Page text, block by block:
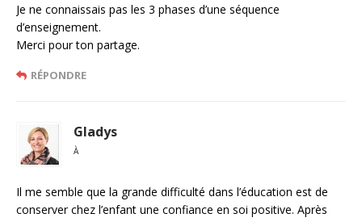
Je ne connaissais pas les 3 phases d’une séquence
d’enseignement.
Merci pour ton partage.
RÉPONDRE
Gladys
À
Il me semble que la grande difficulté dans l’éducation est de
conserver chez l’enfant une confiance en soi positive. Après